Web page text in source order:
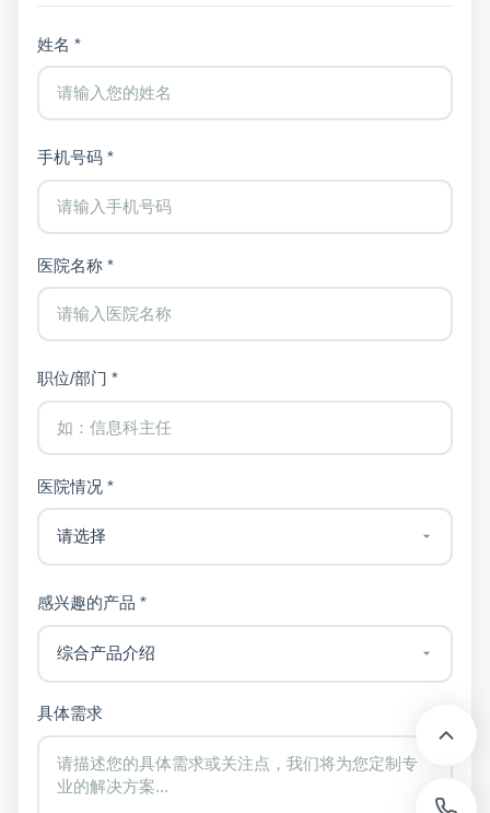
姓名 *
手机号码 *
医院名称 *
职位/部门 *
医院情况 *
感兴趣的产品 *
具体需求